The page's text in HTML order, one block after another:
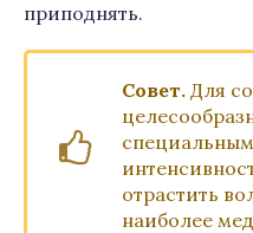
приподнять.
Совет. Для
отрастить
наиболее